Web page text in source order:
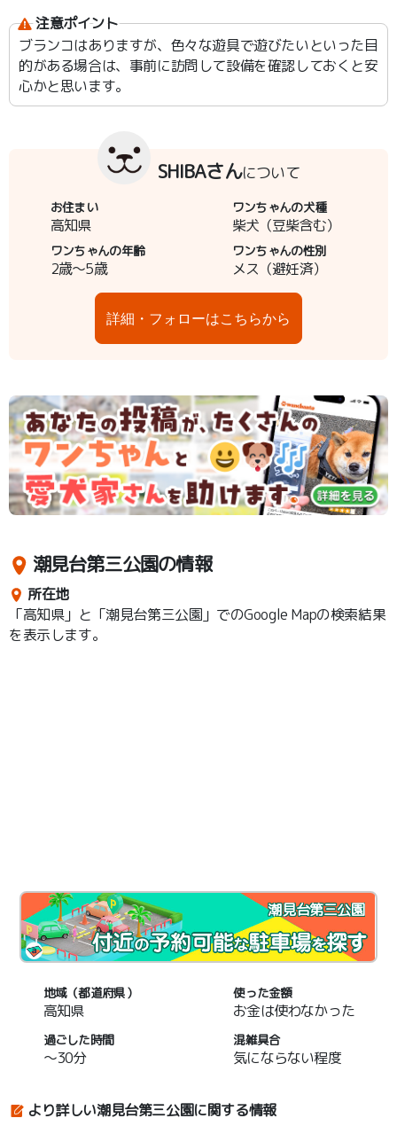
注意ポイント
ブランコはありますが、色々な遊具で遊びたいといった目
的がある場合は、事前に訪問して設備を確認しておくと安
心かと思います。
SHIBAさんについて
お住まい
高知県
ワンちゃんの犬種
柴犬（豆柴含む）
ワンちゃんの年齢
2歳～5歳
ワンちゃんの性別
メス（避妊済）
詳細・フォローはこちらから
潮見台第三公園の情報
所在地
「高知県」と「潮見台第三公園」でのGoogle Mapの検索結果
を表示します。
潮見台第三公園
地域（都道府県）
高知県
使った金額
お金は使わなかった
過ごした時間
～30分
混雑具合
気にならない程度
より詳しい潮見台第三公園に関する情報